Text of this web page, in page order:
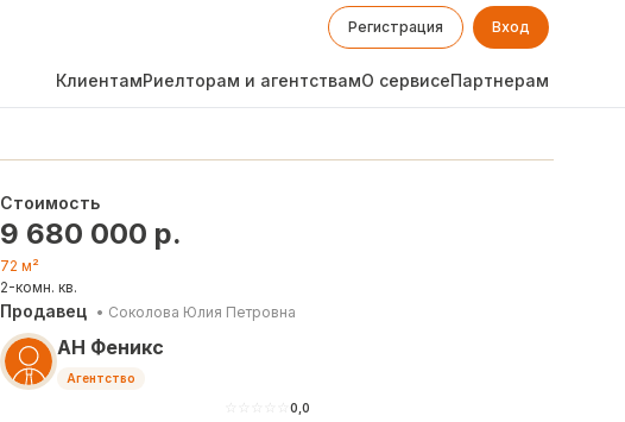
Регистрация Вход
КлиентамРиелторам и агентствамО сервисеПартнерам
Стоимость
9 680 000 р.
72 м²
2-комн. кв.
Продавец • Соколова Юлия Петровна
АН Феникс
Агентство
☆0,0